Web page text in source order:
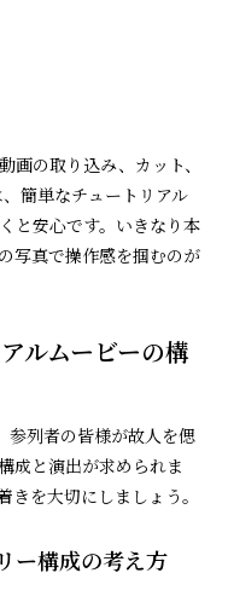
画の取り込み、カット、
簡単なチュートリアル
と安心です。いきなり本
写真で操作感を掴むのが
ルムービーの構
参列者の皆様が故人を偲
成と演出が求められま
を大切にしましょう。
ー構成の考え方